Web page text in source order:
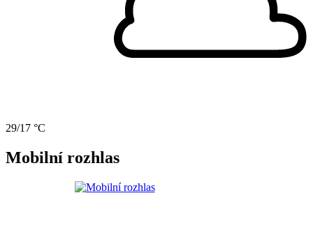
29/17 °C
Mobilní rozhlas